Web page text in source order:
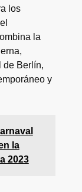
los
la
de Berlín,
y
la
2023